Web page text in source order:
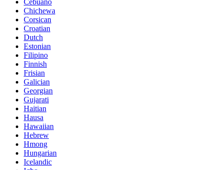
Chichewa
Corsican
Croatian
Dutch
Estonian
Filipino
Finnish
Frisian
Galician
Georgian
Gujarati
Haitian
Hausa
Hawaiian
Hebrew
Hmong
Hungarian
Icelandic